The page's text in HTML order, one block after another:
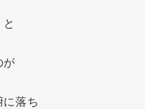
が
落ち